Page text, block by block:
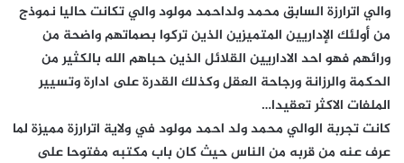
والي اترارزة السابق محمد ولداحمد مولود والي تكانت حاليا نموذج
من أولئك الإداريين المتميزين الذين تركوا بصماتهم واضحة من
ورائهم فهو احد الاداريين القلائل الذين حباهم الله بالكثير من
الحكمة والرزانة ورجاحة العقل وكذلك القدرة على ادارة وتسيير
الملفات الاكثر تعقيدا…
كانت تجربة الوالي محمد ولد احمد مولود في ولاية اترارزة مميزة لما
عرف عنه من قربه من الناس حيث كان باب مكتبه مفتوحا على